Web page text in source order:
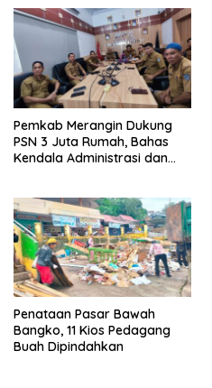
Pemkab Merangin Dukung
PSN 3 Juta Rumah, Bahas
Kendala Administrasi dan
Penataan Pasar Bawah
Bangko, 11 Kios Pedagang
Buah Dipindahkan